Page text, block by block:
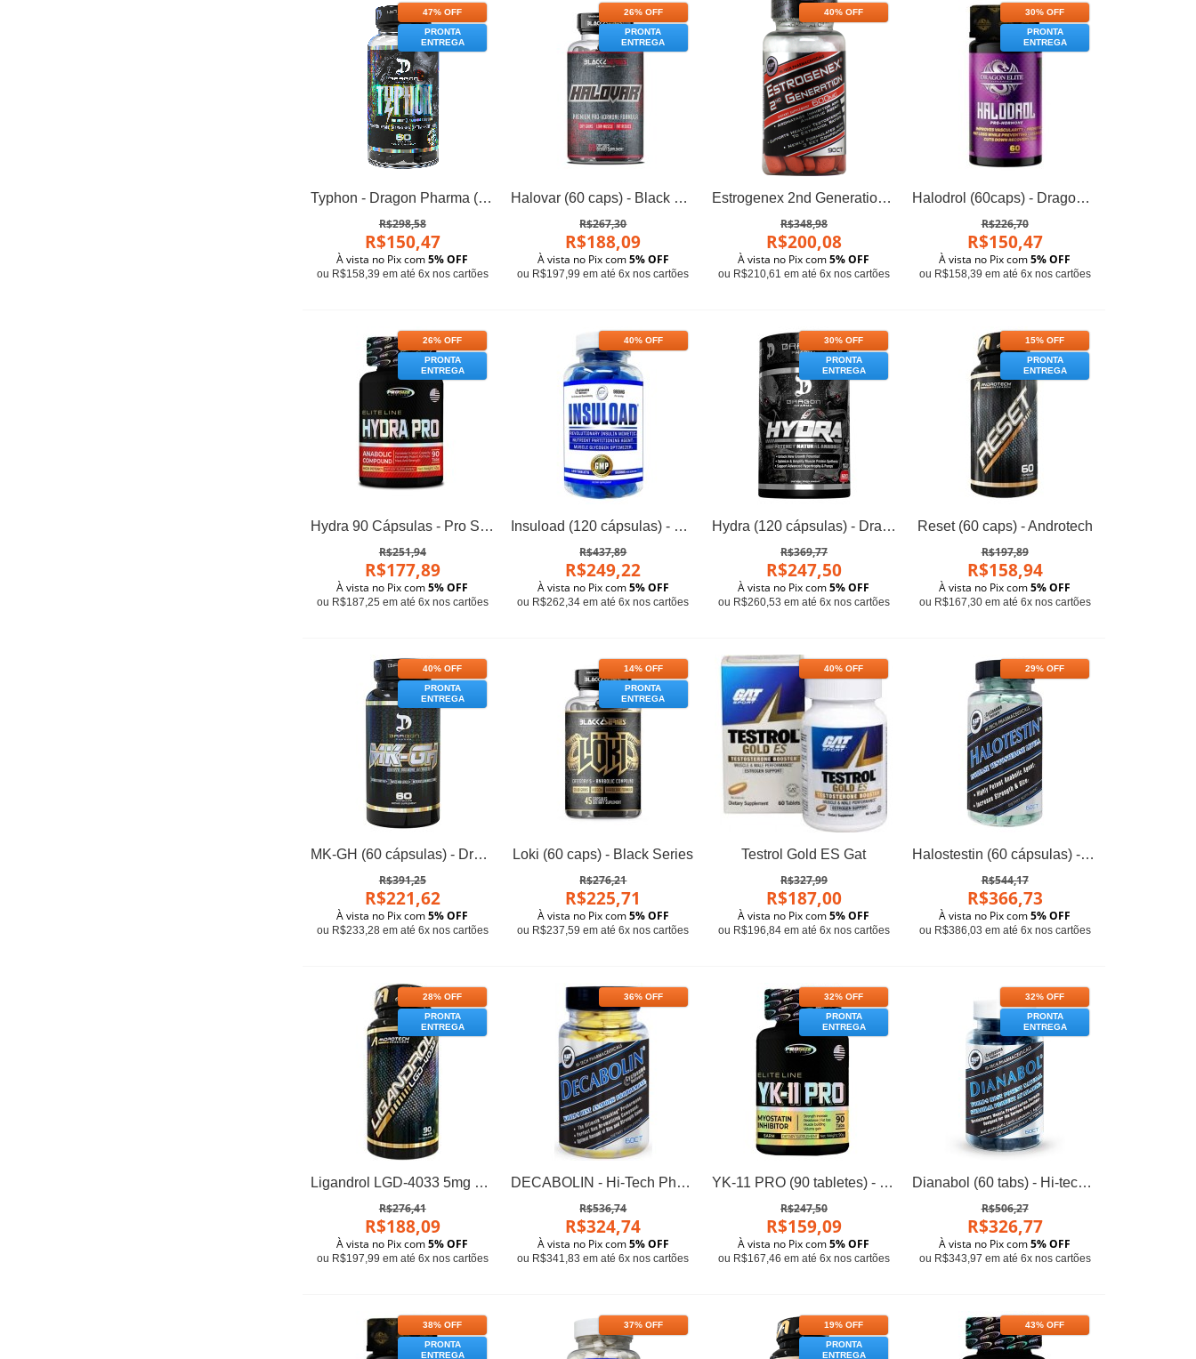
47% OFF
PRONTA
ENTREGA
Typhon - Dragon Pharma (60 cápsulas)
R$298,58
R$150,47
À vista no Pix com5% OFF
ou R$158,39 em até 6x nos cartões
26% OFF
PRONTA
ENTREGA
Halovar (60 caps) - Black Series
R$267,30
R$188,09
À vista no Pix com5% OFF
ou R$197,99 em até 6x nos cartões
40% OFF
Estrogenex 2nd Generation (90 tabs) - Hi-Tech Pharmaceuticals
R$348,98
R$200,08
À vista no Pix com5% OFF
ou R$210,61 em até 6x nos cartões
30% OFF
PRONTA
ENTREGA
Halodrol (60caps) - Dragon Elite
R$226,70
R$150,47
À vista no Pix com5% OFF
ou R$158,39 em até 6x nos cartões
26% OFF
PRONTA
ENTREGA
Hydra 90 Cápsulas - Pro Size
R$251,94
R$177,89
À vista no Pix com5% OFF
ou R$187,25 em até 6x nos cartões
40% OFF
Insuload (120 cápsulas) - Hi-tech Pharma
R$437,89
R$249,22
À vista no Pix com5% OFF
ou R$262,34 em até 6x nos cartões
30% OFF
PRONTA
ENTREGA
Hydra (120 cápsulas) - Dragon Pharma
R$369,77
R$247,50
À vista no Pix com5% OFF
ou R$260,53 em até 6x nos cartões
15% OFF
PRONTA
ENTREGA
Reset (60 caps) - Androtech
R$197,89
R$158,94
À vista no Pix com5% OFF
ou R$167,30 em até 6x nos cartões
40% OFF
PRONTA
ENTREGA
MK-GH (60 cápsulas) - Dragon Pharma
R$391,25
R$221,62
À vista no Pix com5% OFF
ou R$233,28 em até 6x nos cartões
14% OFF
PRONTA
ENTREGA
Loki (60 caps) - Black Series
R$276,21
R$225,71
À vista no Pix com5% OFF
ou R$237,59 em até 6x nos cartões
40% OFF
Testrol Gold ES Gat
R$327,99
R$187,00
À vista no Pix com5% OFF
ou R$196,84 em até 6x nos cartões
29% OFF
Halostestin (60 cápsulas) - Hi-tech Pharma
R$544,17
R$366,73
À vista no Pix com5% OFF
ou R$386,03 em até 6x nos cartões
28% OFF
PRONTA
ENTREGA
Ligandrol LGD-4033 5mg 90 Cápsulas - Androtech
R$276,41
R$188,09
À vista no Pix com5% OFF
ou R$197,99 em até 6x nos cartões
36% OFF
DECABOLIN - Hi-Tech Pharma (60 cápsulas)
R$536,74
R$324,74
À vista no Pix com5% OFF
ou R$341,83 em até 6x nos cartões
32% OFF
PRONTA
ENTREGA
YK-11 PRO (90 tabletes) - Pro Size Nutrition
R$247,50
R$159,09
À vista no Pix com5% OFF
ou R$167,46 em até 6x nos cartões
32% OFF
PRONTA
ENTREGA
Dianabol (60 tabs) - Hi-tech Pharmaceuticals
R$506,27
R$326,77
À vista no Pix com5% OFF
ou R$343,97 em até 6x nos cartões
38% OFF
PRONTA
ENTREGA
37% OFF
19% OFF
PRONTA
ENTREGA
43% OFF